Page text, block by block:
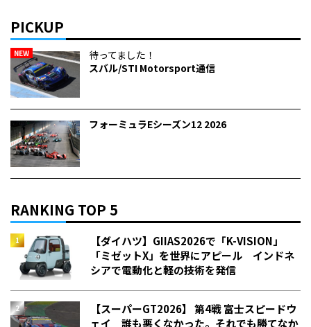
PICKUP
NEW
待ってました！
スバル/STI Motorsport通信
フォーミュラEシーズン12 2026
RANKING TOP 5
【ダイハツ】GIIAS2026で「K-VISION」
「ミゼットX」を世界にアピール インドネ
シアで電動化と軽の技術を発信
【スーパーGT2026】 第4戦 富士スピードウ
ェイ 誰も悪くなかった。それでも勝てなか